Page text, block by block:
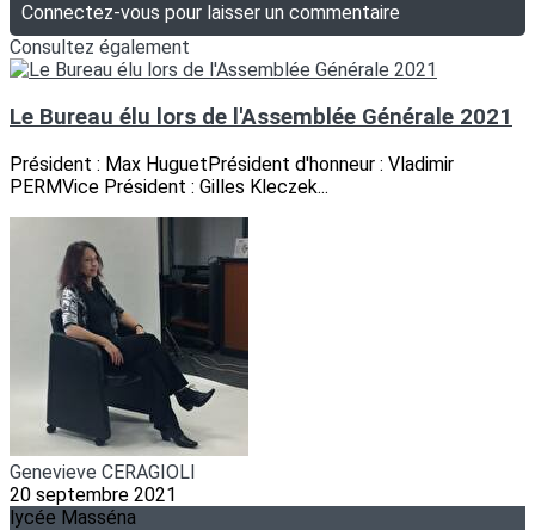
Connectez-vous pour laisser un commentaire
Consultez également
Le Bureau élu lors de l'Assemblée Générale 2021
Président : Max HuguetPrésident d'honneur : Vladimir
PERMVice Président : Gilles Kleczek...
Genevieve CERAGIOLI
20 septembre 2021
lycée Masséna